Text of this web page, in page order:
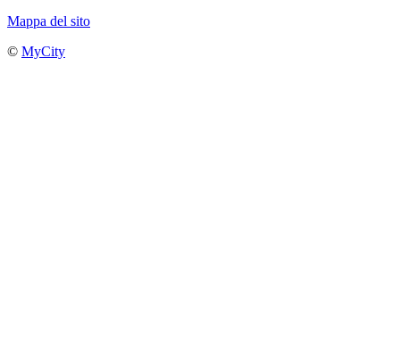
Mappa del sito
© MyCity